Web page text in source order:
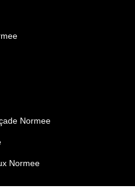
Normee
Normee